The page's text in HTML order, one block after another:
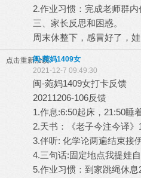
2.作业习惯：完成老师群内
三、家长反思和困惑。
周末休整下，感冒好了，娃
点击重新加载闽-菀妈1409女
2021-12-7 09:49:30
闽-菀妈1409女打卡反馈
20211206-106反馈
1.作息:6:50起床，21:50睡
2.天书：《老子今注今译》
3.伴听: 化学论两遍结束接
4.三句话:固定地点我提娃自
5.作业习惯：到家跳绳休